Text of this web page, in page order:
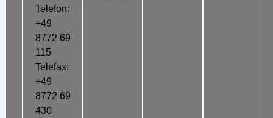
Telefon:
+49
8772 69
115
Telefax:
+49
8772 69
430